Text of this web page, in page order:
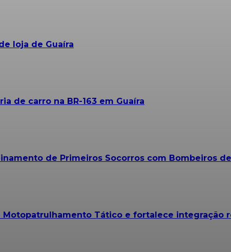
loja de Guaíra
de carro na BR-163 em Guaíra
de Primeiros Socorros com Bombeiros
Motopatrulhamento Tático e fortalece integração